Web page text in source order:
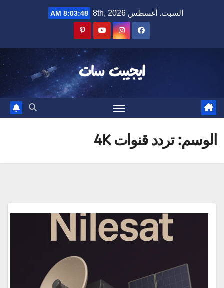
السبت. أغسطس 8th, 2026 8:03:49 AM
ايجيبت سات
الوسم:تردد قنوات 4K